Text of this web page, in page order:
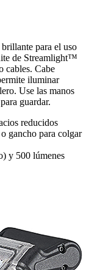
para el uso
de Streamlight™
cables. Cabe
iluminar
Use las manos
guardar.
reducidos
gancho para colgar
y 500 lúmenes